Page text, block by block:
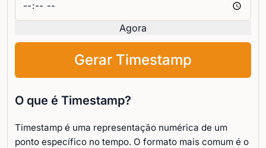
Agora
Gerar Timestamp
O que é Timestamp?
Timestamp é uma representação numérica de um
ponto específico no tempo. O formato mais comum é o